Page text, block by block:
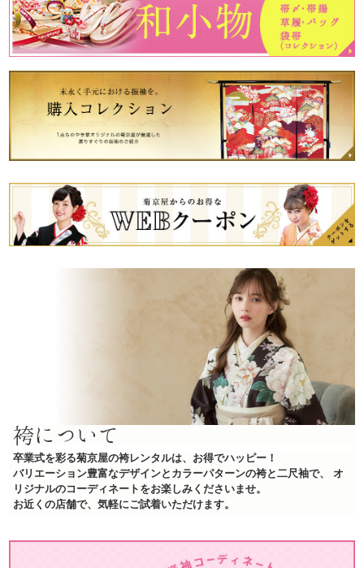
袴について
卒業式を彩る菊京屋の袴レンタルは、お得でハッピー！
バリエーション豊富なデザインとカラーパターンの袴と二尺袖で、
オ
リジナルのコーディネートをお楽しみくださいませ。
お近くの店舗で、気軽にご試着いただけます。